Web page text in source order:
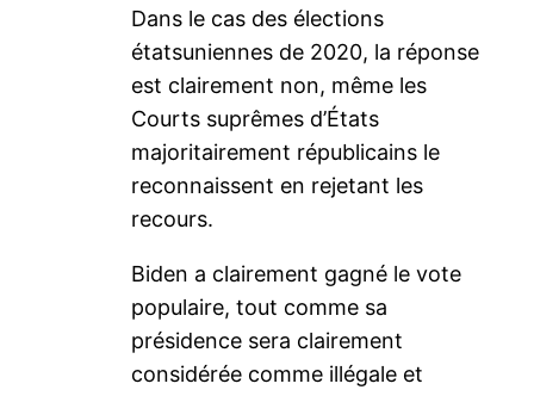
Dans le cas des élections
étatsuniennes de 2020, la réponse
est clairement non, même les
Courts suprêmes d’États
majoritairement républicains le
reconnaissent en rejetant les
recours.
Biden a clairement gagné le vote
populaire, tout comme sa
présidence sera clairement
considérée comme illégale et